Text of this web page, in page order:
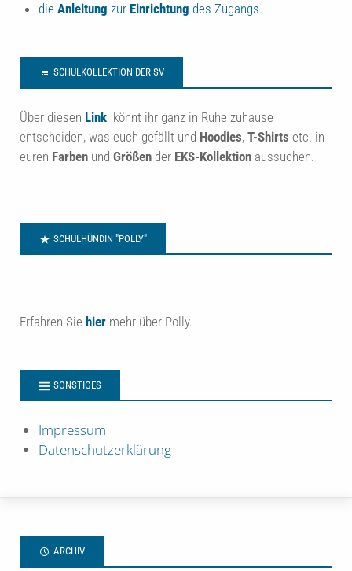
die Anleitung zur Einrichtung des Zugangs.
SCHULKOLLEKTION DER SV
Über diesen Link könnt ihr ganz in Ruhe zuhause
entscheiden, was euch gefällt und Hoodies, T-Shirts etc. in
euren Farben und Größen der EKS-Kollektion aussuchen.
SCHULHÜNDIN "POLLY"
Erfahren Sie hier mehr über Polly.
SONSTIGES
Impressum
Datenschutzerklärung
ARCHIV